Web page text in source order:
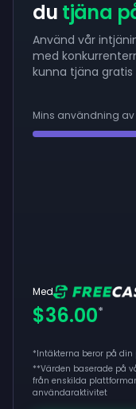
du tjäna
Använd vår
med
kunna tjäna
Mins användning av
Med
$36.00*
*Intäkterna beror på
**Värden baserade på
från enskilda
användaraktivitet